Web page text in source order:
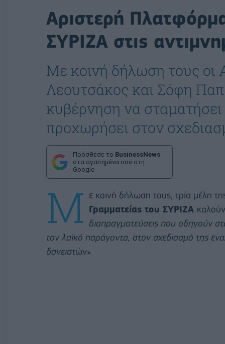
Αριστερή
ΣΥΡΙΖΑ στις
Με κοινή δήλωση τους οι
Λεουτσάκος και Σόφη
κυβέρνηση να σταματήσει
προχωρήσει στον
Πρόσθεσε το BusinessNews
στα αγαπημένα σου στη
Google
Μ ε κοινή δήλωση τους, τρία μέλη
Γραμματείας του ΣΥΡΙΖΑ
διαπραγματεύσεις που οδηγούν
τον λαϊκό παράγοντα, στον σχεδιασμό της
δανειστών»